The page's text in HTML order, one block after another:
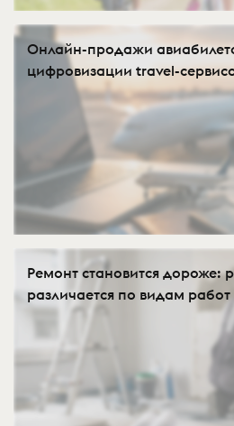
Онлайн-продажи
цифровизации travel-
Ремонт становится дороже:
различается по видам работ